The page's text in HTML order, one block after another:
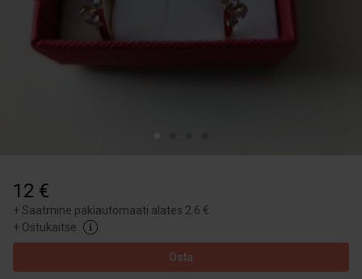
12 €
+Saatmine pakiautomaati alates 2.6 €
+ Ostukaitse
Osta